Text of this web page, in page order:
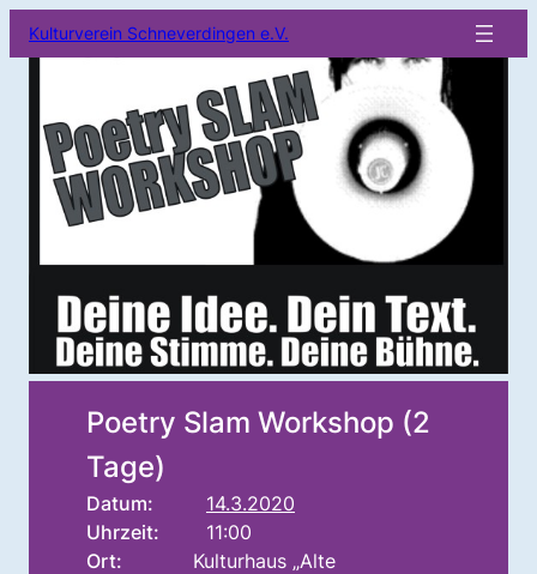
Kulturverein Schneverdingen e.V.
Poetry Slam Workshop (2
Tage)
Datum:
14.3.2020
Uhrzeit:
11:00
Ort:
Kulturhaus „Alte